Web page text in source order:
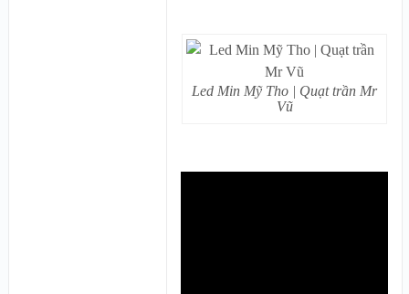
Led Min Mỹ Tho | Quạt trần Mr
Vũ